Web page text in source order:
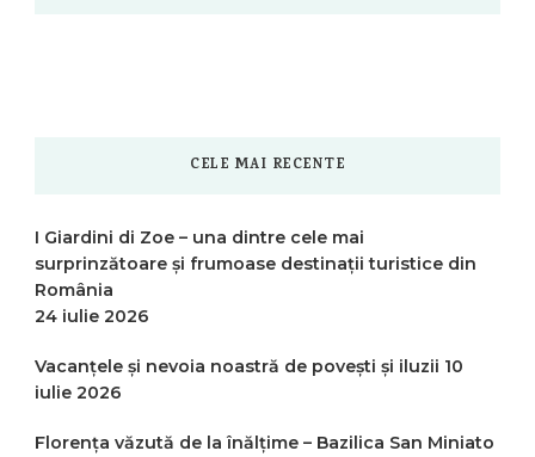
CELE MAI RECENTE
I Giardini di Zoe – una dintre cele mai
surprinzătoare și frumoase destinații turistice din
România
24 iulie 2026
Vacanțele și nevoia noastră de povești și iluzii 10
iulie 2026
Florența văzută de la înălțime – Bazilica San Miniato